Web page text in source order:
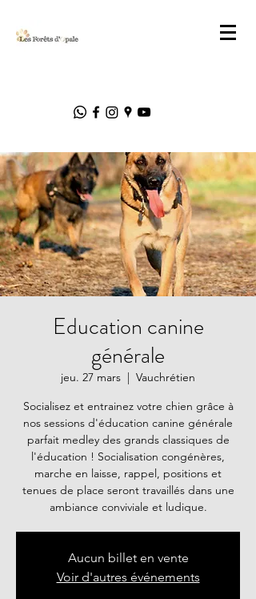
Education canine
générale
jeu. 27 mars
  |
Vauchrétien
Socialisez et entrainez votre chien grâce à
nos sessions d'éducation canine générale
parfait medley des grands classiques de
l'éducation ! Socialisation congénères,
marche en laisse, rappel, positions et
tenues de place seront travaillés dans une
ambiance conviviale et ludique.
Aucun billet en vente
Voir d'autres événements